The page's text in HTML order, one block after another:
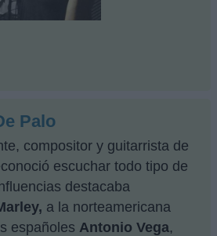
Palo
compositor y guitarrista de
escuchar todo tipo de
destacaba
a la norteamericana
españoles Antonio Vega,